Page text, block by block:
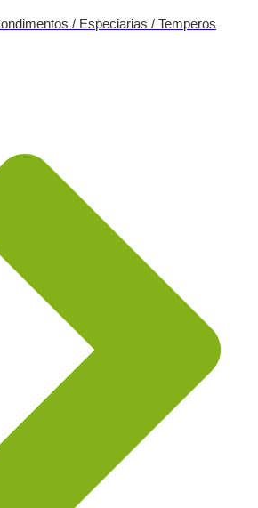
/ Especiarias / Temperos